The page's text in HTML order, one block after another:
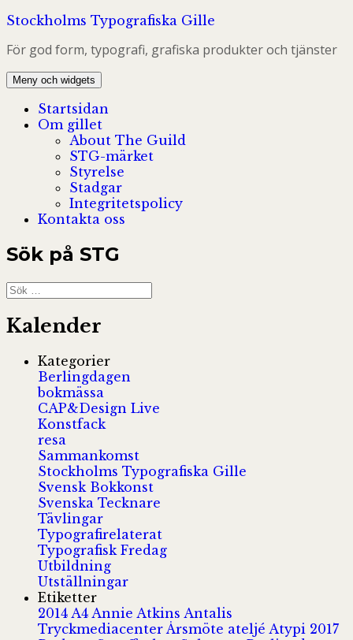
Hoppa
innehåll
Stockholms Typografiska Gille
För god form, typografi, grafiska produkter och tjänster
Meny och widgets
Startsidan
Om gillet
About The Guild
STG-märket
Styrelse
Stadgar
Integritetspolicy
Kontakta oss
Sök på STG
Sök
efter:
Kalender
Kategorier
Berlingdagen
bokmässa
CAP&Design Live
Konstfack
resa
Sammankomst
Stockholms Typografiska Gille
Svensk Bokkonst
Svenska Tecknare
Tävlingar
Typografirelaterat
Typografisk Fredag
Utbildning
Utställningar
Etiketter
2014 A4 Annie Atkins Antalis
Tryckmediacenter Årsmöte ateljé Atypi 2017